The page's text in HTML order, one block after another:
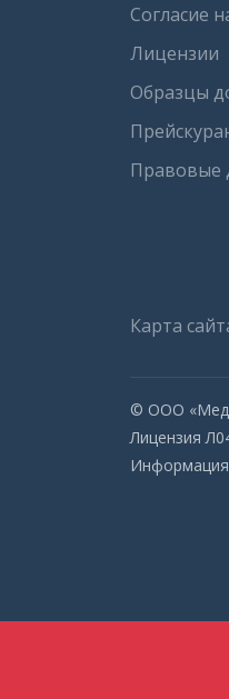
Согласие
Лицензии
Образцы
Правовые
Карта
© ООО
Лицензия
Информация